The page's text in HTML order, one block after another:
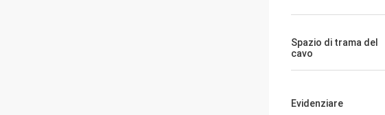
Spazio di trama del
cavo
Evidenziare